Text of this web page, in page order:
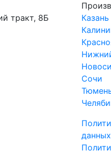
тракт, 8Б
Казань
Сочи
данных